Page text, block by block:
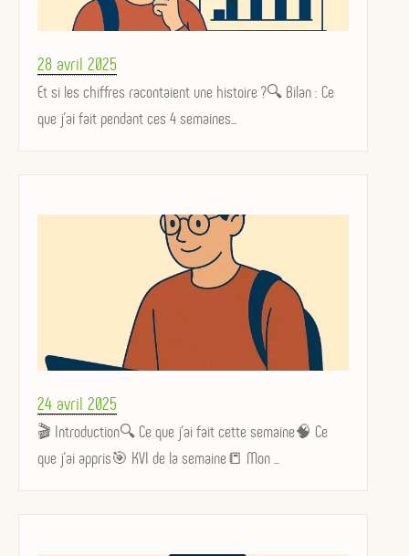
Posted
on
28 avril 2025
Et si les chiffres racontaient une histoire ?🔍 Bilan : Ce
que j’ai fait pendant ces 4 semaines...
Posted
on
24 avril 2025
🎬 Introduction🔍 Ce que j’ai fait cette semaine🧠 Ce
que j’ai appris🎯 KVI de la semaine📒 Mon ...